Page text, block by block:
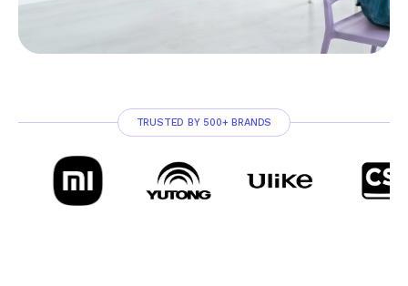
TRUSTED BY 500+ BRANDS